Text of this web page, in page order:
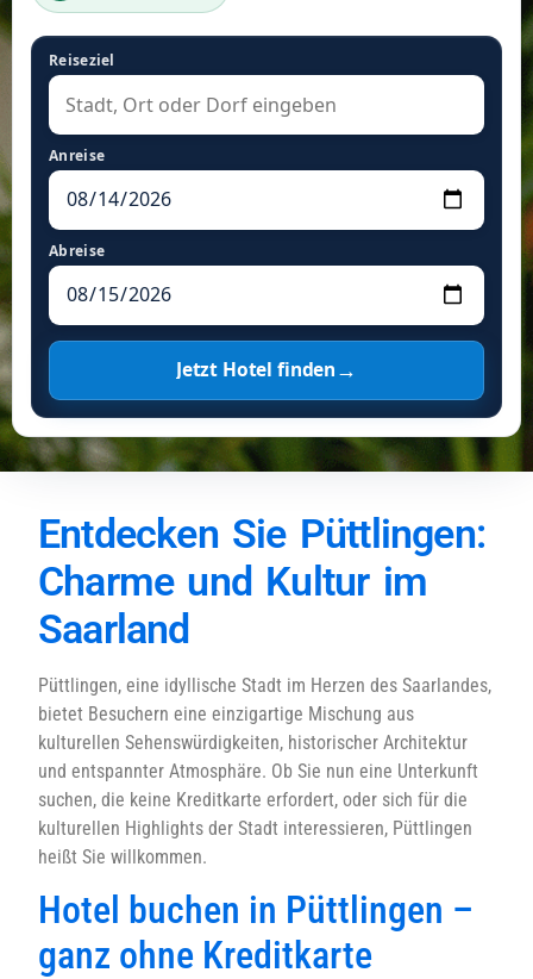
Reiseziel
Anreise
Abreise
Jetzt Hotel finden→
Entdecken Sie Püttlingen:
Charme und Kultur im
Saarland
Püttlingen, eine idyllische Stadt im Herzen des Saarlandes,
bietet Besuchern eine einzigartige Mischung aus
kulturellen Sehenswürdigkeiten, historischer Architektur
und entspannter Atmosphäre. Ob Sie nun eine Unterkunft
suchen, die keine Kreditkarte erfordert, oder sich für die
kulturellen Highlights der Stadt interessieren, Püttlingen
heißt Sie willkommen.
Hotel buchen in Püttlingen –
ganz ohne Kreditkarte